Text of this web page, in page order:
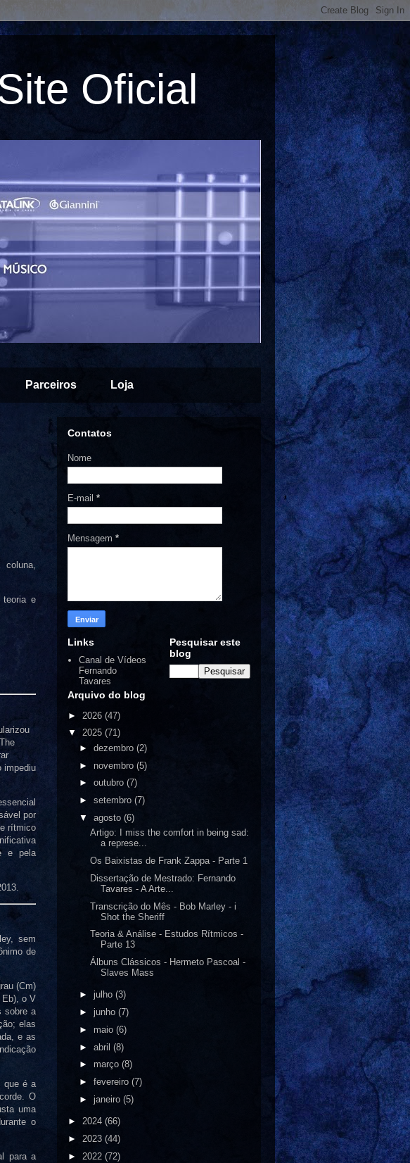
Oficial
Parceiros Loja
teoria e
impediu
por
rítmico
e pela
sem
de
(Cm)
Eb), o V
sobre a
elas
e as
que é a
O
uma
o
para a
Contatos
Nome
E-mail *
Mensagem *
Links
Canal de Vídeos
Fernando
Tavares
Pesquisar este
blog
Arquivo do blog
► 2026 (47)
▼ 2025 (71)
► dezembro (2)
► novembro (5)
► outubro (7)
► setembro (7)
▼ agosto (6)
Artigo: I miss the comfort in being sad:
a represe...
Os Baixistas de Frank Zappa - Parte 1
Dissertação de Mestrado: Fernando
Tavares - A Arte...
Transcrição do Mês - Bob Marley - i
Shot the Sheriff
Teoria & Análise - Estudos Rítmicos -
Parte 13
Álbuns Clássicos - Hermeto Pascoal -
Slaves Mass
► julho (3)
► junho (7)
► maio (6)
► abril (8)
► março (8)
► fevereiro (7)
► janeiro (5)
► 2024 (66)
► 2023 (44)
► 2022 (72)